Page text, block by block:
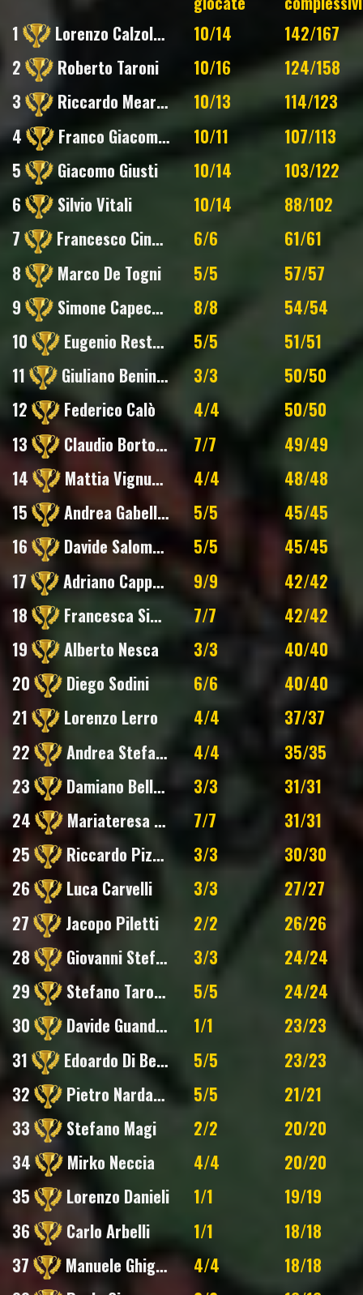
1
Lorenzo Calzolari 10/14
142/167
2
Roberto Taroni 10/16
124/158
3
Riccardo Mearini 10/13
114/123
4
Franco Giacomelli 10/11
107/113
5
Giacomo Giusti 10/14
103/122
6
Silvio Vitali 10/14
88/102
7
Francesco Cinelli 6/6
61/61
8
Marco De Togni 5/5
57/57
9
Simone Capecchi 8/8
54/54
10
Eugenio Restani 5/5
51/51
11
Giuliano Benincasa 3/3
50/50
12
Federico Calò 4/4
50/50
13
Claudio Bortolotti 7/7
49/49
14
Mattia Vignudelli 4/4
48/48
15
Andrea Gabellini 5/5
45/45
16
Davide Salomoni 5/5
45/45
17
Adriano Cappellacci 9/9
42/42
18
Francesca Sighinolfi 7/7
42/42
19
Alberto Nesca 3/3
40/40
20
Diego Sodini 6/6
40/40
21
Lorenzo Lerro 4/4
37/37
22
Andrea Stefanini 4/4
35/35
23
Damiano Bellotti 3/3
31/31
24
Mariateresa Morgese 7/7
31/31
25
Riccardo Pizzirani 3/3
30/30
26
Luca Carvelli 3/3
27/27
27
Jacopo Piletti 2/2
26/26
28
Giovanni Stefani 3/3
24/24
29
Stefano Tarozzi 5/5
24/24
30
Davide Guandalini 1/1
23/23
31
Edoardo Di Bernardo 5/5
23/23
32
Pietro Nardacchione 5/5
21/21
33
Stefano Magi 2/2
20/20
34
Mirko Neccia 4/4
20/20
35
Lorenzo Danieli 1/1
19/19
36
Carlo Arbelli 1/1
18/18
37
Manuele Ghignoli 4/4
18/18